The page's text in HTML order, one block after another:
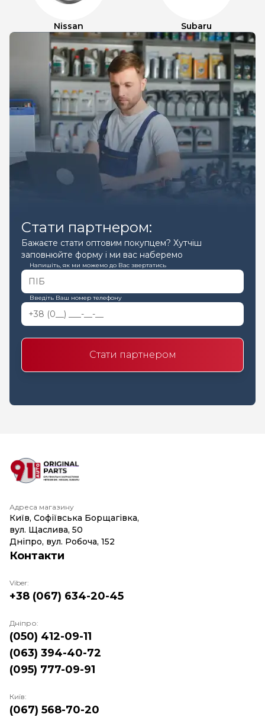
Nissan Subaru
Стати партнером:
Бажаєте стати оптовим покупцем? Хутчіш
заповнюйте форму і ми вас наберемо
Напишіть, як ми можемо до Вас звертатись
Введіть Ваш номер телефону
Стати партнером
Адреса магазину
Київ, Софіївська Борщагівка,
вул. Щаслива, 50
Дніпро, вул. Робоча, 152
Контакти
Viber:
+38 (067) 634-20-45
Дніпро:
(050) 412-09-11
(063) 394-40-72
(095) 777-09-91
Київ:
(067) 568-70-20